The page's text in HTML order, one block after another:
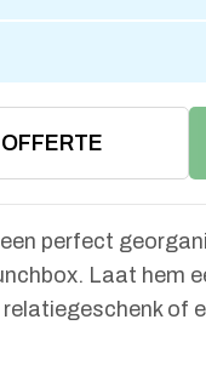
perfect
Laat hem
of